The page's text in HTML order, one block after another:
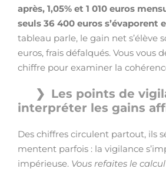
après, 1,05% et 1 010 euros
seuls 36 400 euros s’évaporent
tableau parle, le gain net s’élève
euros, frais défalqués. Vous vous
chiffre pour examiner la
Les points de
interpréter les gains
Des chiffres circulent partout, ils
mentent parfois : la vigilance
impérieuse. Vous refaites le